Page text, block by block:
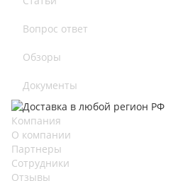
Вопрос ответ
Обзоры
Документы
Компания
О компании
Партнеры
Сотрудники
Отзывы